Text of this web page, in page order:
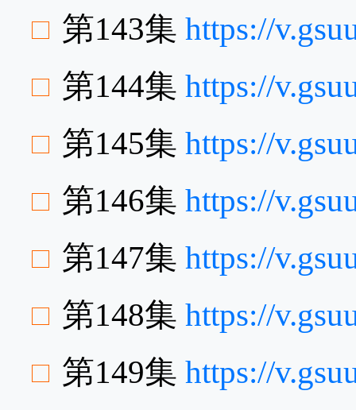
第143集 https://
第144集 https://
第145集 https://
第146集 https://
第147集 https://
第148集 https://
第149集 https://